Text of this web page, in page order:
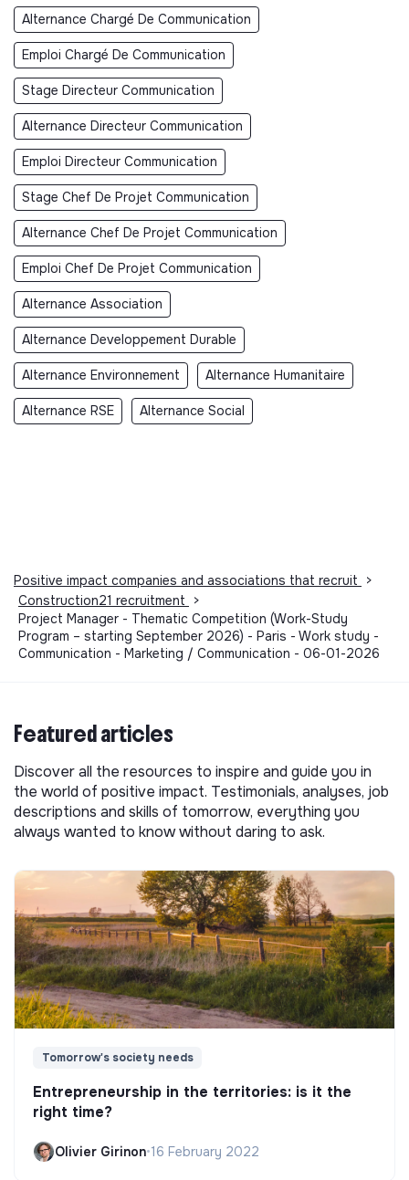
Alternance Chargé De Communication
Emploi Chargé De Communication
Stage Directeur Communication
Alternance Directeur Communication
Emploi Directeur Communication
Stage Chef De Projet Communication
Alternance Chef De Projet Communication
Emploi Chef De Projet Communication
Alternance Association
Alternance Developpement Durable
Alternance Environnement Alternance Humanitaire
Alternance RSE Alternance Social
Positive impact companies and associations that recruit
>
Construction21 recruitment
>
Project Manager - Thematic Competition (Work-Study
Program – starting September 2026) - Paris - Work study -
Communication - Marketing / Communication - 06-01-2026
Featured articles
Discover all the resources to inspire and guide you in
the world of positive impact. Testimonials, analyses, job
descriptions and skills of tomorrow, everything you
always wanted to know without daring to ask.
Tomorrow's society needs
Entrepreneurship in the territories: is it the
right time?
Olivier Girinon•16 February 2022